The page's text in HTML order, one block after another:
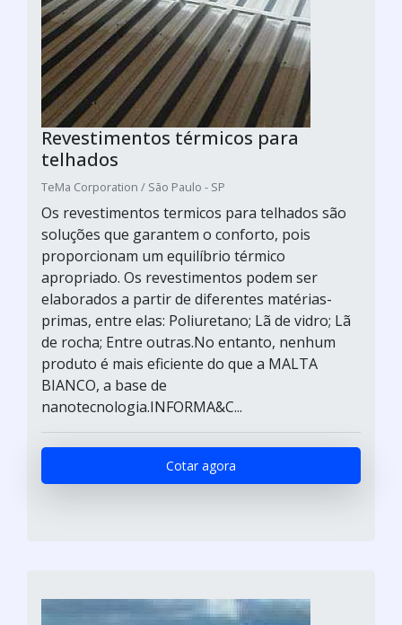
Revestimentos térmicos para
telhados
TeMa Corporation / São Paulo - SP
Os revestimentos termicos para telhados são
soluções que garantem o conforto, pois
proporcionam um equilíbrio térmico
apropriado. Os revestimentos podem ser
elaborados a partir de diferentes matérias-
primas, entre elas: Poliuretano; Lã de vidro; Lã
de rocha; Entre outras.No entanto, nenhum
produto é mais eficiente do que a MALTA
BIANCO, a base de
nanotecnologia.INFORMA&C...
Cotar agora